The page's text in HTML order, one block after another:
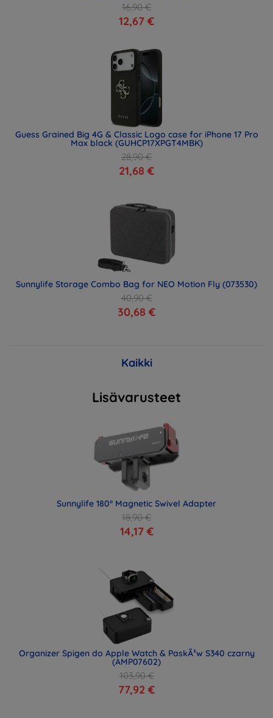
16,90 €
12,67 €
Guess Grained Big 4G & Classic Logo case for iPhone 17 Pro
Max black (GUHCP17XPGT4MBK)
28,90 €
21,68 €
Sunnylife Storage Combo Bag for NEO Motion Fly (073530)
40,90 €
30,68 €
Kaikki
Lisävarusteet
Sunnylife 180° Magnetic Swivel Adapter
18,90 €
14,17 €
Organizer Spigen do Apple Watch & PaskÃ³w S340 czarny
(AMP07602)
103,90 €
77,92 €